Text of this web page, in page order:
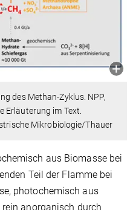
des Methan-Zyklus. NPP,
Erläuterung im Text.
Mikrobiologie/Thauer
aus Biomasse bei
Teil der Flamme bei
photochemisch aus
anorganisch durch